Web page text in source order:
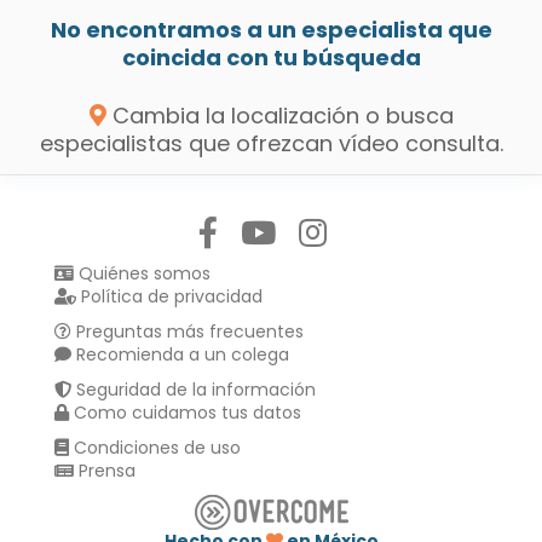
No encontramos a un especialista que
coincida con tu búsqueda
Cambia la localización o busca
especialistas que ofrezcan vídeo consulta.
Quiénes somos
Política de privacidad
Preguntas más frecuentes
Recomienda a un colega
Seguridad de la información
Como cuidamos tus datos
Condiciones de uso
Prensa